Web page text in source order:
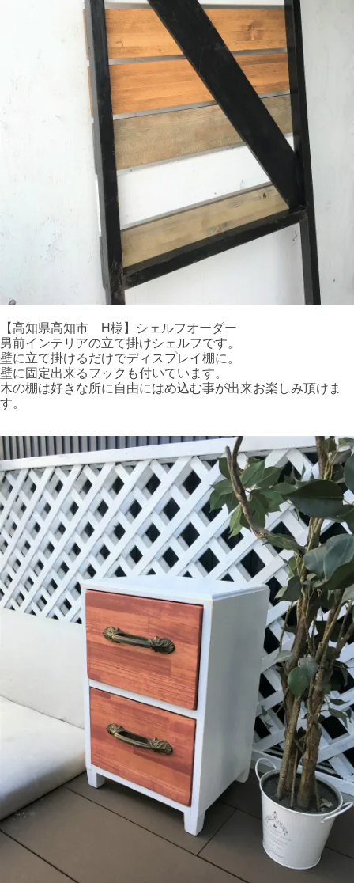
【高知県高知市 H様】シェルフオーダー
男前インテリアの立て掛けシェルフです。
壁に立て掛けるだけでディスプレイ棚に。
壁に固定出来るフックも付いています。
木の棚は好きな所に自由にはめ込む事が出来お楽しみ頂けま
す。